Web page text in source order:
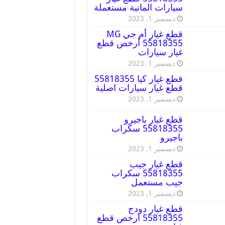
سيارات المانية مستعملة
ديسمبر 1, 2023
قطع غيار أم جي MG
55818355 أرخص قطع
غيار سيارات
ديسمبر 1, 2023
قطع غيار كيا 55818355
قطع غيار سيارات اصلية
ديسمبر 1, 2023
قطع غيار باجيرو
55818355 سكراب
باجيرو
ديسمبر 1, 2023
قطع غيار جيب
55818355 سكراب
جيب مستعمل
ديسمبر 1, 2023
قطع غيار دودج
55818355 ارخص قطع